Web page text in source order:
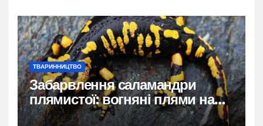
ТВАРИННИЦТВО
Забарвлення саламандри
плямистої: вогняні плями на
чорному тлі